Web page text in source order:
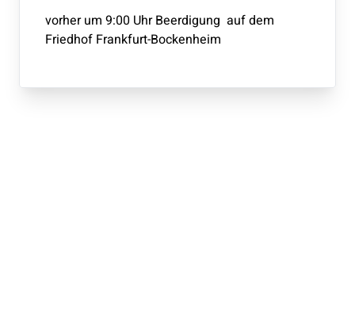
vorher um 9:00 Uhr Beerdigung auf dem
Friedhof Frankfurt-Bockenheim